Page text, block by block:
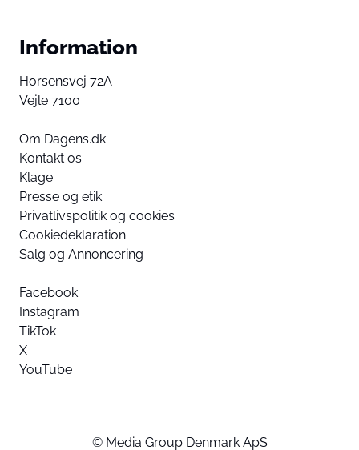
Information
Horsensvej 72A
Vejle 7100
Om Dagens.dk
Kontakt os
Klage
Presse og etik
Privatlivspolitik og cookies
Cookiedeklaration
Salg og Annoncering
Facebook
Instagram
TikTok
X
YouTube
© Media Group Denmark ApS